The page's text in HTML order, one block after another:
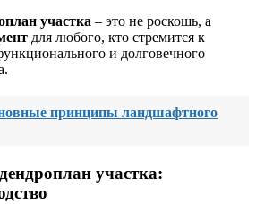
участка – это не роскошь, а
для любого, кто стремится к
и долговечного
принципы ландшафтного
участка: